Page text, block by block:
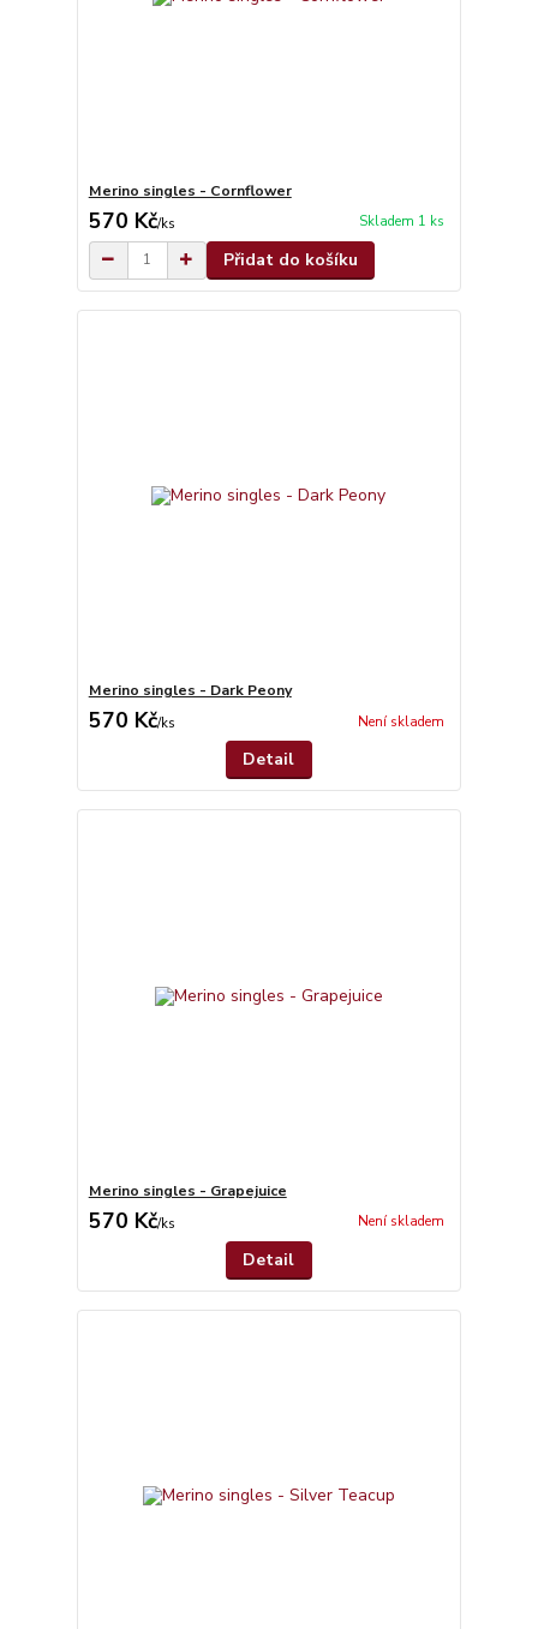
Merino singles - Cornflower
570 Kč/ks Skladem 1 ks
Přidat do košíku
Merino singles - Dark Peony
570 Kč/ks Není skladem
Detail
Merino singles - Grapejuice
570 Kč/ks Není skladem
Detail